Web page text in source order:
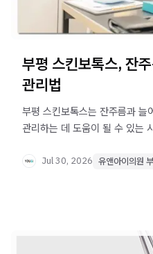
부평 스킨보톡스, 잔
관리법
부평 스킨보톡스는 잔주름과 늘
관리하는 데 도움이 될 수 있는
Jul 30, 2026 유앤아이의원